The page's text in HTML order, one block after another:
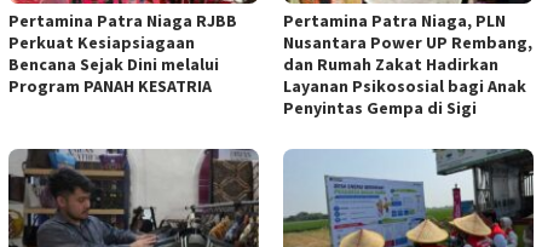
Pertamina Patra Niaga RJBB
Perkuat Kesiapsiagaan
Bencana Sejak Dini melalui
Program PANAH KESATRIA
Pertamina Patra Niaga, PLN
Nusantara Power UP Rembang,
dan Rumah Zakat Hadirkan
Layanan Psikososial bagi Anak
Penyintas Gempa di Sigi